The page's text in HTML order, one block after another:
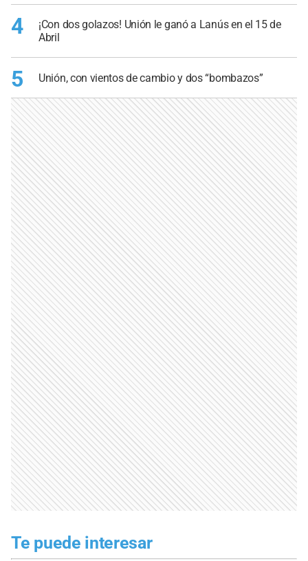
4
¡Con dos golazos! Unión le ganó a Lanús en el 15 de
Abril
5 Unión, con vientos de cambio y dos “bombazos”
Te puede interesar